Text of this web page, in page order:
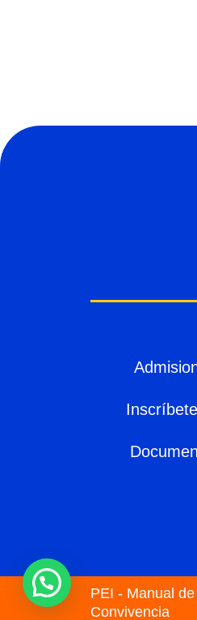
PEI - Manual de
Convivencia